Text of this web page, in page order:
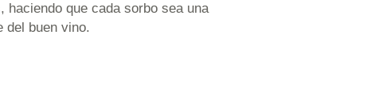
que cada sorbo sea una
del buen vino.